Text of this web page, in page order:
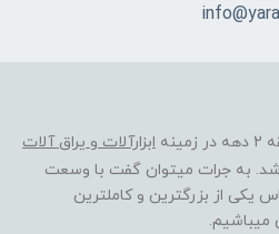
ابزارآلات و یراق آلات
به جرات میتوان گفت با وسعت
یکی از بزرگترین و کاملترین
میباشیم.